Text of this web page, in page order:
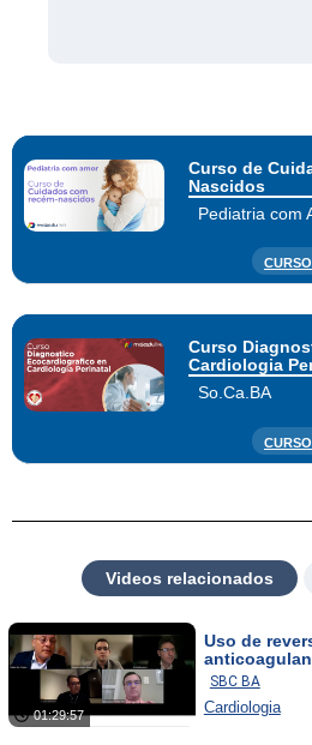
Curso de
Nascidos
Pediatria com
CURSO
Curso
Cardiologia
So.Ca.BA
CURSO
Videos relacionados
01:29:57
Uso de
SBC BA
Cardiologia